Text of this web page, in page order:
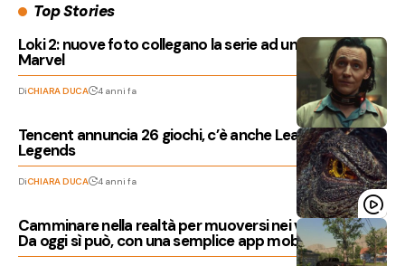
Top Stories
Loki 2: nuove foto collegano la serie ad un altro film
Marvel
DiCHIARA DUCA 4 anni fa
Tencent annuncia 26 giochi, c’è anche League of
Legends
DiCHIARA DUCA 4 anni fa
Camminare nella realtà per muoversi nei videogiochi?
Da oggi sì può, con una semplice app mobile